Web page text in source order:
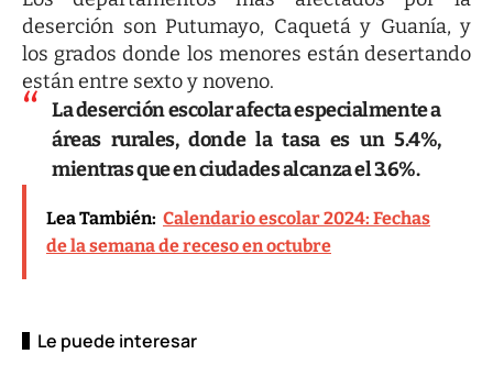
deserción son Putumayo, Caquetá y Guanía, y
los grados donde los menores están desertando
están entre sexto y noveno.
La deserción escolar afecta especialmente a
áreas rurales, donde la tasa es un 5.4%,
mientras que en ciudades alcanza el 3.6%.
Lea También: Calendario escolar 2024: Fechas
de la semana de receso en octubre
Le puede interesar